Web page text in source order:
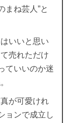
まね芸人”と
いいと思い
売れただけ
ていいのか迷
が可愛けれ
ョンで成立し